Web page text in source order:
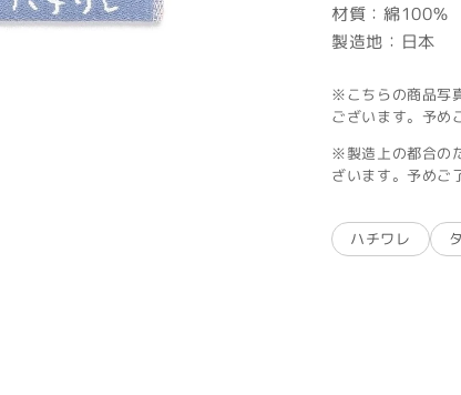
材質：綿100％
製造地：日本
※こちらの商品写
ございます。予め
※製造上の都合の
ざいます。予めご
ハチワレ